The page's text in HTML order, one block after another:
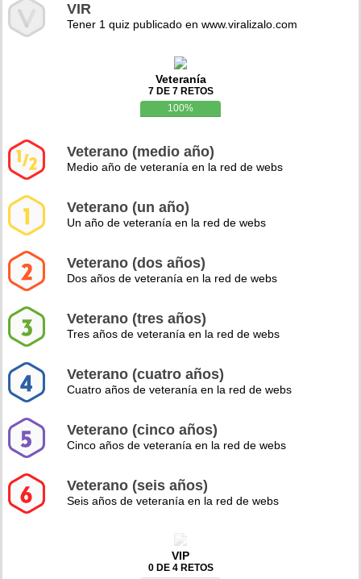
VIR
Tener 1 quiz publicado en www.viralizalo.com
Veteranía
7 DE 7 RETOS
100%
Veterano (medio año)
Medio año de veteranía en la red de webs
Veterano (un año)
Un año de veteranía en la red de webs
Veterano (dos años)
Dos años de veteranía en la red de webs
Veterano (tres años)
Tres años de veteranía en la red de webs
Veterano (cuatro años)
Cuatro años de veteranía en la red de webs
Veterano (cinco años)
Cinco años de veteranía en la red de webs
Veterano (seis años)
Seis años de veteranía en la red de webs
VIP
0 DE 4 RETOS